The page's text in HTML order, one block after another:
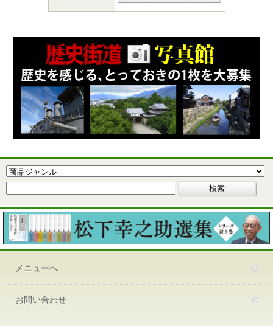
メニューへ
お問い合わせ